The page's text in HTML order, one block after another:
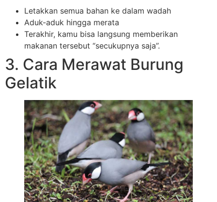
Letakkan semua bahan ke dalam wadah
Aduk-aduk hingga merata
Terakhir, kamu bisa langsung memberikan
makanan tersebut “secukupnya saja”.
3. Cara Merawat Burung
Gelatik